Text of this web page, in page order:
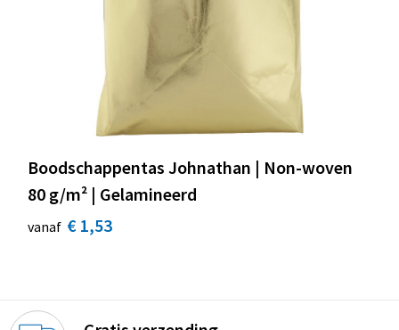
Boodschappentas Johnathan | Non-woven
80 g/m² | Gelamineerd
vanaf € 1,53